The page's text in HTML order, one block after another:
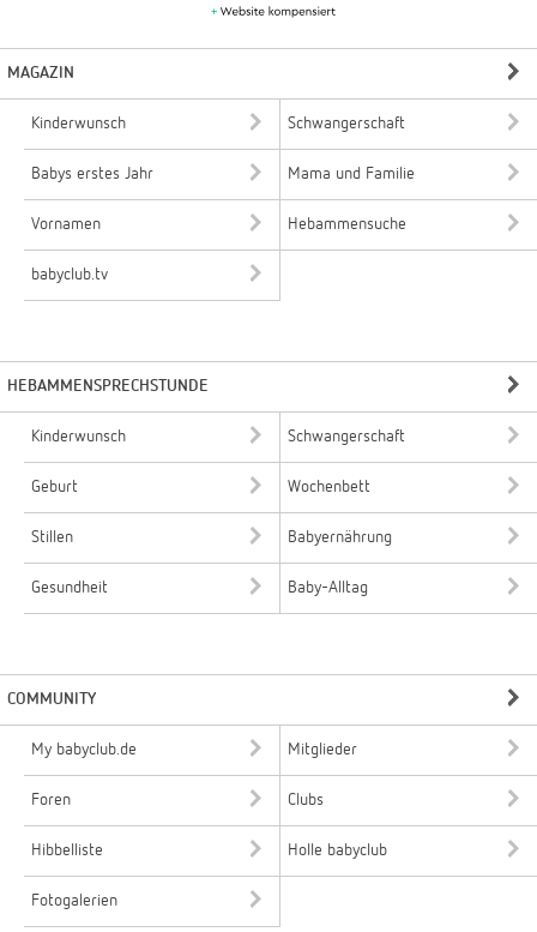
MAGAZIN
Kinderwunsch Schwangerschaft
Babys erstes Jahr Mama und Familie
Vornamen Hebammensuche
babyclub.tv
HEBAMMENSPRECHSTUNDE
Kinderwunsch Schwangerschaft
Geburt Wochenbett
Stillen Babyernährung
Gesundheit Baby-Alltag
COMMUNITY
My babyclub.de Mitglieder
Foren Clubs
Hibbelliste Holle babyclub
Fotogalerien